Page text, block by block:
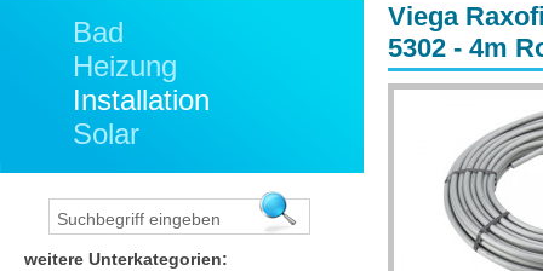
Viega
5302 - 4m
Bad
Heizung
Installation
Solar
weitere Unterkategorien: